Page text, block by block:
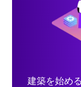
建築を始め